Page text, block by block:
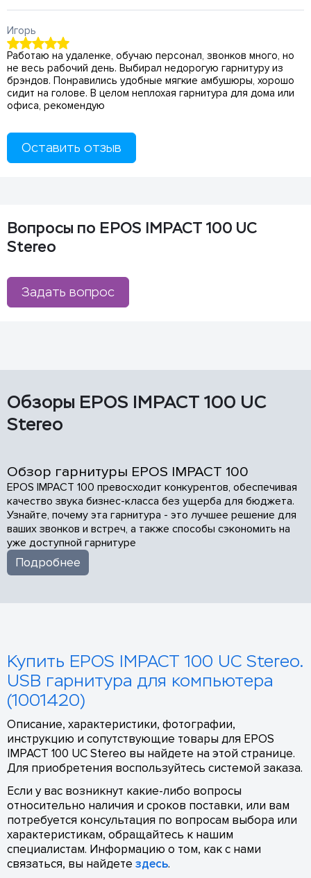
Игорь
Работаю на удаленке, обучаю персонал, звонков много, но
не весь рабочий день. Выбирал недорогую гарнитуру из
брэндов. Понравились удобные мягкие амбушюры, хорошо
сидит на голове. В целом неплохая гарнитура для дома или
офиса, рекомендую
Оставить отзыв
Вопросы по EPOS IMPACT 100 UC
Stereo
Задать вопрос
Обзоры EPOS IMPACT 100 UC
Stereo
Обзор гарнитуры EPOS IMPACT 100
EPOS IMPACT 100 превосходит конкурентов, обеспечивая
качество звука бизнес-класса без ущерба для бюджета.
Узнайте, почему эта гарнитура - это лучшее решение для
ваших звонков и встреч, а также способы сэкономить на
уже доступной гарнитуре
Подробнее
Купить EPOS IMPACT 100 UC Stereo.
USB гарнитура для компьютера
(1001420)
Описание, характеристики, фотографии,
инструкцию и сопутствующие товары для EPOS
IMPACT 100 UC Stereo вы найдете на этой странице.
Для приобретения воспользуйтесь системой заказа.
Если у вас возникнут какие-либо вопросы
относительно наличия и сроков поставки, или вам
потребуется консультация по вопросам выбора или
характеристикам, обращайтесь к нашим
специалистам. Информацию о том, как с нами
связаться, вы найдете здесь.